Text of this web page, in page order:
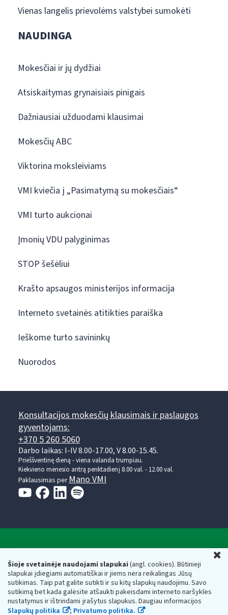
Šioje svetainėje naudojami slapukai(angl. cookies). Būtinieji
slapukai įdiegiami automatiškai ir jiems nėra reikalingas Jūsų
sutikimas. Taip pat galite sutikti ir su kitų slapukų naudojimu. Savo
sutikimą bet kada galėsite atšaukti pakeisdami interneto naršyklės
nustatymus ir ištrindami įrašytus slapukus. Daugiau informacijos
Slapukų politika
; Privatumo politika.
Vienas langelis prievolėms valstybei sumokėti
NAUDINGA
Mokesčiai ir jų dydžiai
Atsiskaitymas grynaisiais pinigais
Dažniausiai užduodami klausimai
Mokesčių ABC
Viktorina moksleiviams
VMI kviečia į „Pasimatymą su mokesčiais“
VMI turto aukcionai
Įmonių VDU palyginimas
STOP šešėliui
Krašto apsaugos ministerijos informacija
Interneto svetainės atitikties paraiška
Ieškome turto savininkų
Nuorodos
Konsultacijos mokesčių klausimais ir paslaugos
gyventojams:
+370 5 260 5060
Darbo laikas: I-IV 8.00-17.00, V 8.00-15.45.
Prieššventinę dieną - viena valanda trumpiau.
Kiekvieno mėnesio antrą penktadienį 8.00 val. - 12.00 val.
Paklausimas per Mano VMI
Respublikos finansų ministerijos
Biudžetinė įstaiga. Juridinio asmens kodas — 188659752,
adresas: Vasario 16-osios g. 14, 01107 Vilnius, Lietuva, el.paštas:
vmi@vmi.lt, E. pristatymo dėžutės adresas 188659752
Duomenys apie Valstybinę mokesčių inspekciją prie Lietuvos